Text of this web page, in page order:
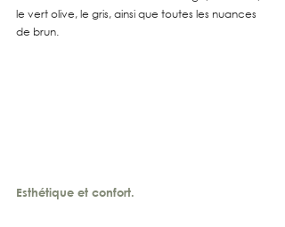
le vert olive, le gris, ainsi que toutes les nuances
de brun.
Esthétique et confort.